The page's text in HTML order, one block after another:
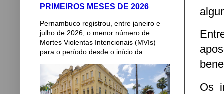
Os
PRIMEIROS MESES DE 2026
Pernambuco registrou, entre janeiro e
julho de 2026, o menor número de
Mortes Violentas Intencionais (MVIs)
para o período desde o início da...